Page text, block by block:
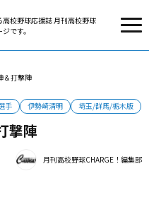
校野球応援誌 月刊高校野球
です。
＆打撃陣
手 伊勢崎清明 埼玉/群馬/栃木版
撃陣
月刊高校野球CHARGE！編集部